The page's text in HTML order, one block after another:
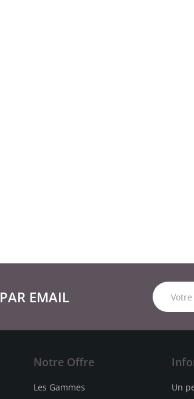
PAR EMAIL
Notre Offre
Les Gammes
Un